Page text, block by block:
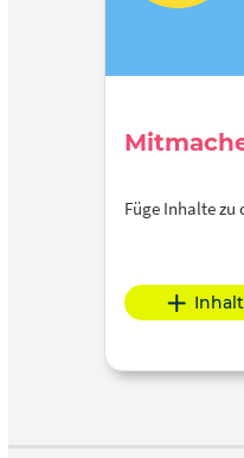
Füge Inhalte